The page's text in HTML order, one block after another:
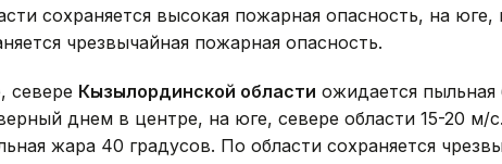
сохраняется высокая пожарная опасность, на юге,
чрезвычайная пожарная опасность.
севере Кызылординской области ожидается пыльная
днем в центре, на юге, севере области 15-20 м/
жара 40 градусов. По области сохраняется